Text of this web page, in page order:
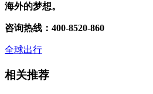
海外的梦想。
咨询热线：400-8520-860
全球出行
相关推荐